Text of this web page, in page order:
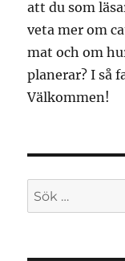
att du som
veta mer om
mat och om
planerar? I så
Välkommen!
Sök
efter: